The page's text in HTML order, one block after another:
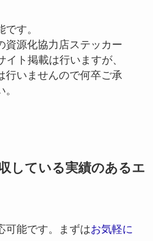
す。
資源化協力店ステッカー
イト掲載は行いますが、
行いませんので何卒ご承
している実績のあるエ
可能です。まずはお気軽に